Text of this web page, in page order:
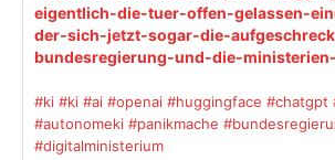
eigentlich-die-tuer-offen-gelassen-
der-sich-jetzt-sogar-die-
bundesregierung-und-die-
#ki #ki #ai #openai #huggingface #chatgpt
#autonomeki #panikmache
#digitalministerium